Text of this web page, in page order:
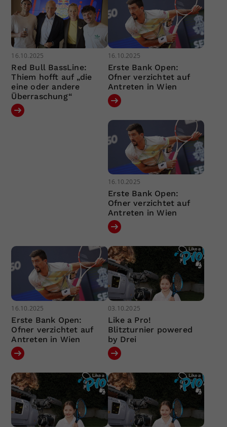
16.10.2025
Red Bull BassLine:
Thiem hofft auf „die
eine oder andere
Überraschung“
16.10.2025
Erste Bank Open:
Ofner verzichtet auf
Antreten in Wien
16.10.2025
Erste Bank Open:
Ofner verzichtet auf
Antreten in Wien
16.10.2025
Erste Bank Open:
Ofner verzichtet auf
Antreten in Wien
03.10.2025
Like a Pro!
Blitzturnier powered
by Drei